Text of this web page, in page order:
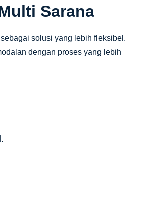
Sarana
solusi yang lebih fleksibel.
dengan proses yang lebih